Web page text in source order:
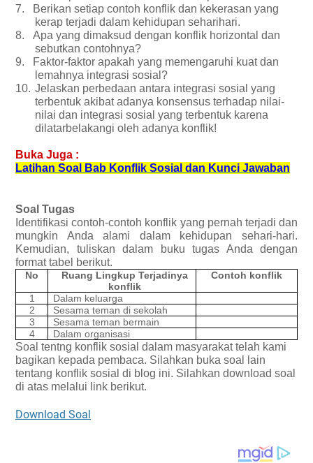
7.
Berikan setiap contoh konflik dan kekerasan yang
kerap terjadi dalam kehidupan seharihari.
8.
Apa yang dimaksud dengan konflik horizontal dan
sebutkan contohnya?
9.
Faktor-faktor apakah yang memengaruhi kuat dan
lemahnya integrasi sosial?
10. Jelaskan perbedaan antara integrasi sosial yang
terbentuk akibat adanya konsensus terhadap nilai-
nilai dan integrasi sosial yang terbentuk karena
dilatarbelakangi oleh adanya konflik!
Buka Juga :
Latihan Soal Bab Konflik Sosial dan Kunci Jawaban
Soal Tugas
Identifikasi contoh-contoh konflik yang pernah terjadi dan
mungkin Anda alami dalam kehidupan sehari-hari.
Kemudian, tuliskan dalam buku tugas Anda dengan
format tabel berikut.
No
Ruang Lingkup Terjadinya
konflik
Contoh konflik
1
Dalam keluarga
2
Sesama teman di sekolah
3
Sesama teman bermain
4
Dalam organisasi
Soal tentng konflik sosial dalam masyarakat telah kami
bagikan kepada pembaca. Silahkan buka soal lain
tentang konflik sosial di blog ini. Silahkan download soal
di atas melalui link berikut.
Download Soal